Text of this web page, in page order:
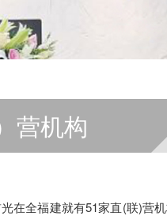
营机构
在全福建就有51家直(联)营